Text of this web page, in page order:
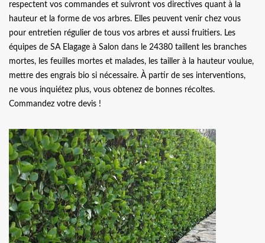
respectent vos commandes et suivront vos directives quant à la
hauteur et la forme de vos arbres. Elles peuvent venir chez vous
pour entretien régulier de tous vos arbres et aussi fruitiers. Les
équipes de SA Elagage à Salon dans le 24380 taillent les branches
mortes, les feuilles mortes et malades, les tailler à la hauteur voulue,
mettre des engrais bio si nécessaire. À partir de ses interventions,
ne vous inquiétez plus, vous obtenez de bonnes récoltes.
Commandez votre devis !